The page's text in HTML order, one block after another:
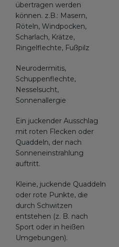
übertragen werden
können. z.B.: Masern,
Röteln, Windpocken,
Scharlach, Krätze,
Ringelflechte, Fußpilz
Neurodermitis,
Schuppenflechte,
Nesselsucht,
Sonnenallergie
Ein juckender Ausschlag
mit roten Flecken oder
Quaddeln, der nach
Sonneneinstrahlung
auftritt.
Kleine, juckende Quaddeln
oder rote Punkte, die
durch Schwitzen
entstehen (z. B. nach
Sport oder in heißen
Umgebungen).